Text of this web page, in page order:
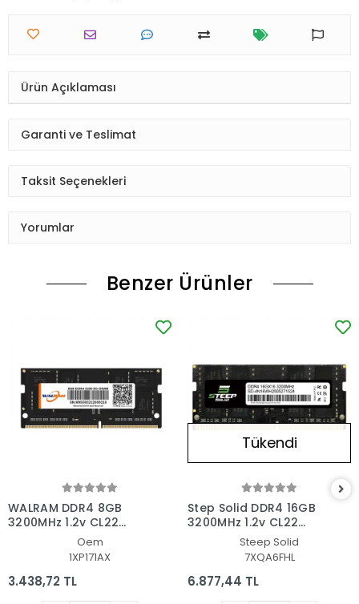
Ürün Açıklaması
Garanti ve Teslimat
Taksit Seçenekleri
Yorumlar
Benzer Ürünler
WALRAM DDR4 8GB
3200MHz 1.2v CL22
Notebook Ram
Oem
1XP171AX
3.438,72 TL
Tükendi
Step Solid DDR4 16GB
3200MHz 1.2v CL22
Notebook Ram
Steep Solid
7XQA6FHL
6.877,44 TL